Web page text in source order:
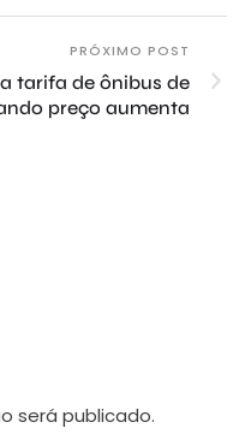
PRÓXIMO POST
tarifa de ônibus de
preço aumenta
será publicado.